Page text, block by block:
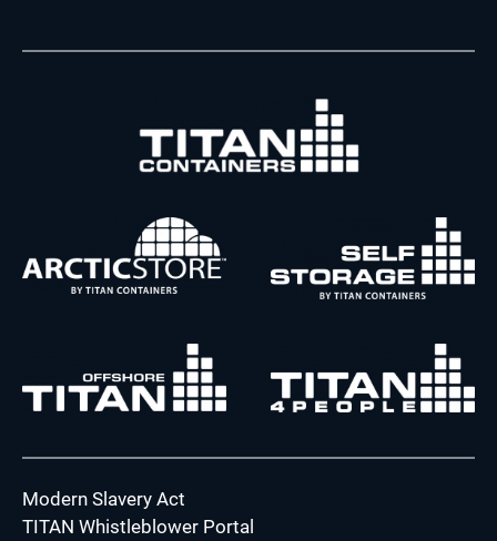
Modern Slavery Act
TITAN Whistleblower Portal